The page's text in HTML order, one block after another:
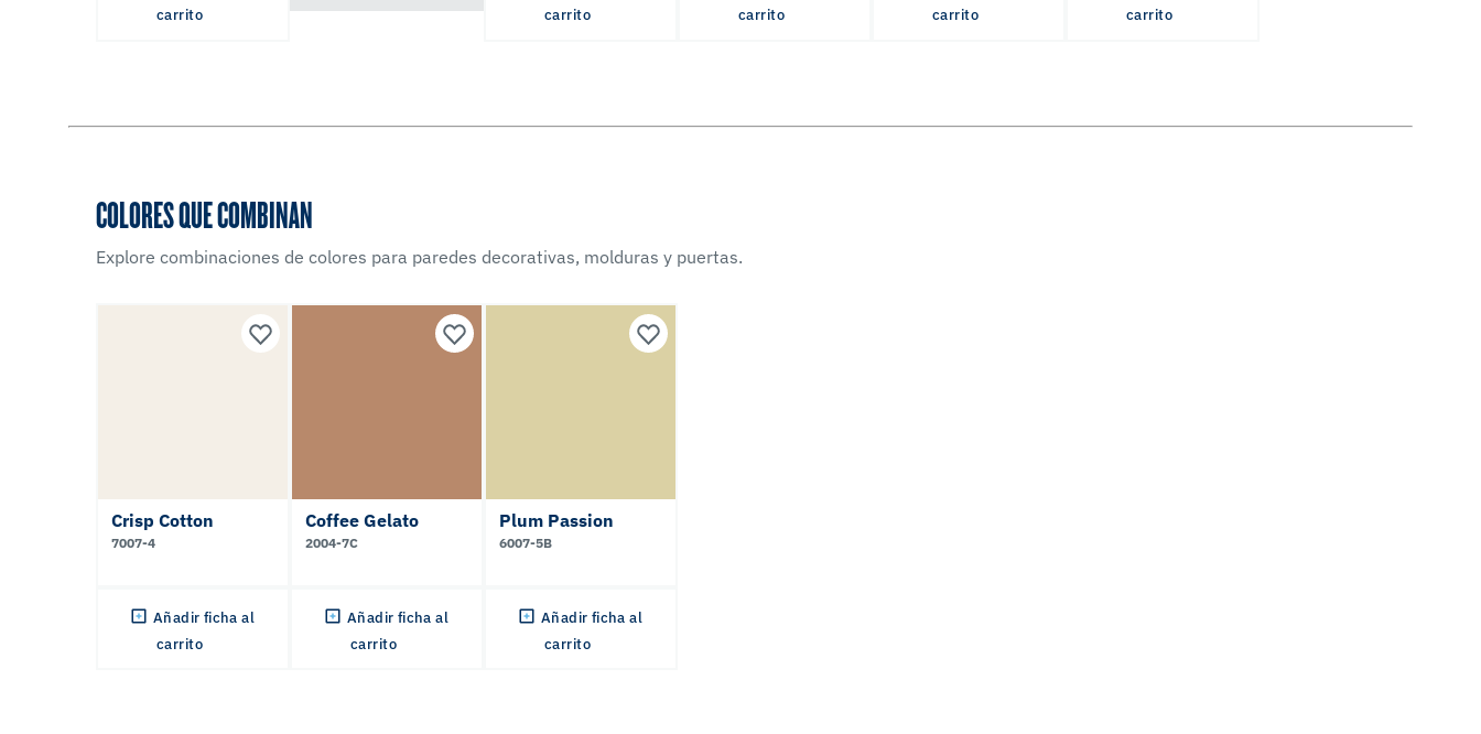
carrito
carrito
carrito
carrito
carrito
COLORES QUE COMBINAN
Explore combinaciones de colores para paredes decorativas, molduras y puertas.
Crisp Cotton
7007-4
Añadir ficha al
carrito
Coffee Gelato
2004-7C
Añadir ficha al
carrito
Plum Passion
6007-5B
Añadir ficha al
carrito